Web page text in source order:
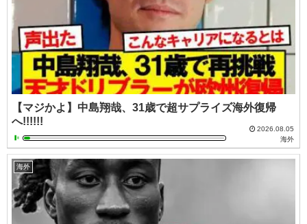
【マジかよ】中島翔哉、31歳で超サプライズ海外復帰
へ!!!!!!
2026.08.05
海外
海外